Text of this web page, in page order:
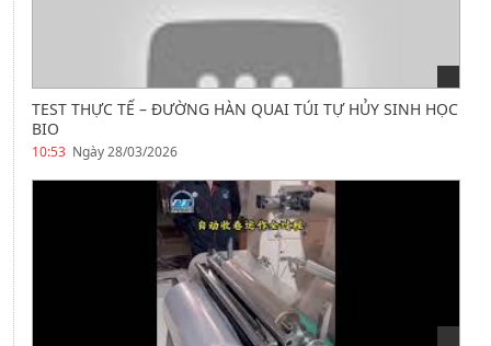
TEST THỰC TẾ – ĐƯỜNG HÀN QUAI TÚI TỰ HỦY SINH HỌC
BIO
10:53 Ngày 28/03/2026